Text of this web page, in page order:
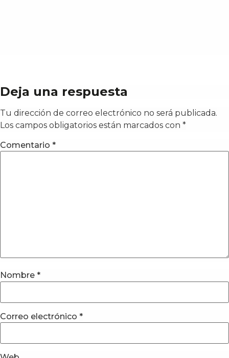
Deja una respuesta
Tu dirección de correo electrónico no será publicada.
Los campos obligatorios están marcados con *
Comentario *
Nombre *
Correo electrónico *